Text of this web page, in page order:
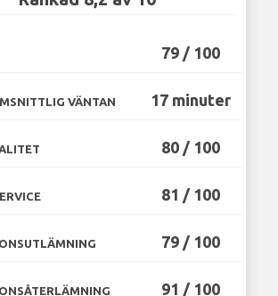
79 / 100
VÄNTAN 17 minuter
80 / 100
81 / 100
79 / 100
91 / 100